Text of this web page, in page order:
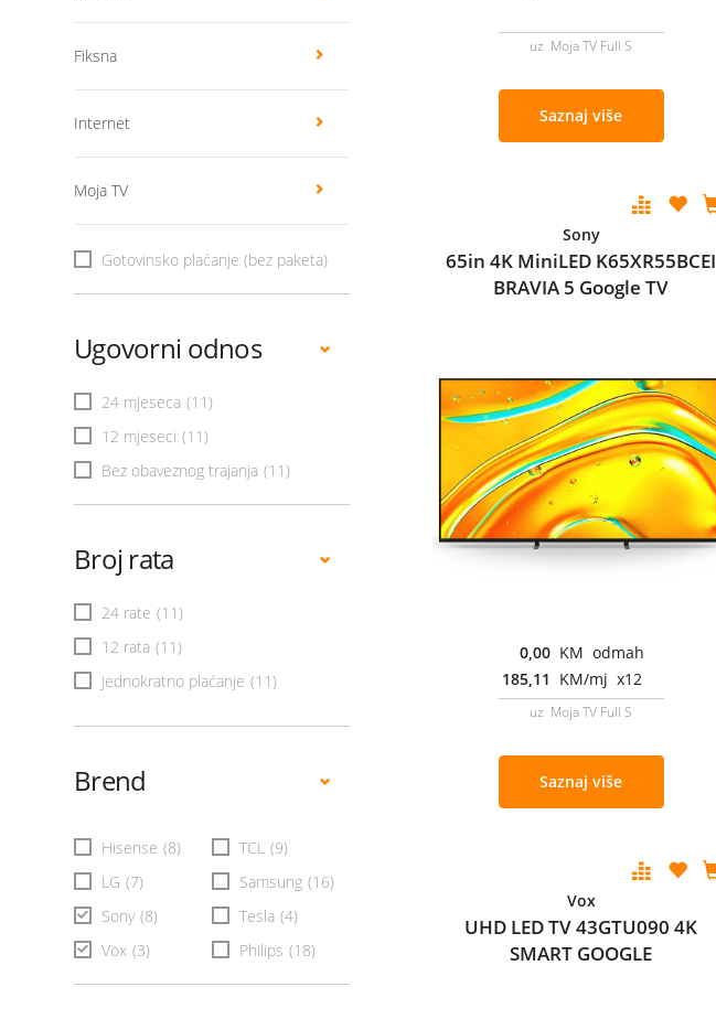
Fiksna
Internet
Moja TV
Gotovinsko plaćanje (bez paketa)
Ugovorni odnos
24 mjeseca (11)
12 mjeseci (11)
Bez obaveznog trajanja (11)
Broj rata
24 rate (11)
12 rata (11)
Jednokratno plaćanje (11)
Brend
Hisense (8) TCL (9)
LG (7) Samsung (16)
Sony (8) Tesla (4)
Vox (3) Philips (18)
uz Moja TV Full S
Saznaj više
Sony
65in 4K MiniLED K65XR55BCEI
BRAVIA 5 Google TV
0,00 KM odmah
185,11 KM/mj x12
uz Moja TV Full S
Saznaj više
Vox
UHD LED TV 43GTU090 4K
SMART GOOGLE